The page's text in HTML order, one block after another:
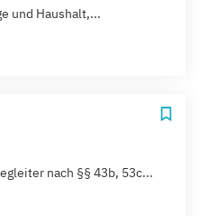
und Haushalt,...
nach §§ 43b, 53c...